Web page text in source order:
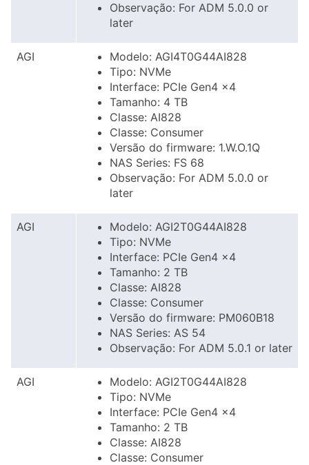
Observação: For ADM 5.0.0 or
later
AGI
Modelo: AGI4T0G44AI828
Tipo: NVMe
Interface: PCIe Gen4 x4
Tamanho: 4 TB
Classe: AI828
Classe: Consumer
Versão do firmware: 1.W.O.1Q
NAS Series: FS 68
Observação: For ADM 5.0.0 or
later
AGI
Modelo: AGI2T0G44AI828
Tipo: NVMe
Interface: PCIe Gen4 x4
Tamanho: 2 TB
Classe: AI828
Classe: Consumer
Versão do firmware: PM060B18
NAS Series: AS 54
Observação: For ADM 5.0.1 or later
AGI
Modelo: AGI2T0G44AI828
Tipo: NVMe
Interface: PCIe Gen4 x4
Tamanho: 2 TB
Classe: AI828
Classe: Consumer